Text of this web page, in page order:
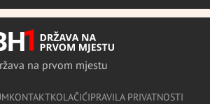
na prvom mjestu
KONTAKTKOLAČIĆIPRAVILA PRIVATNOSTI